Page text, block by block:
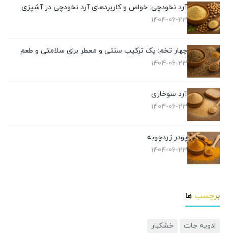
آرد نخودچی: خواص و کاربردهای آرد نخودچی در آشپزی
1404-06-23
چهار تخم: یک ترکیب سنتی و معطر برای سلامتی و طعم
1404-06-23
آرد سوخاری
1404-06-23
پودر زردچوبه
1404-06-23
برچسب ها
ادویه جات خشکبار